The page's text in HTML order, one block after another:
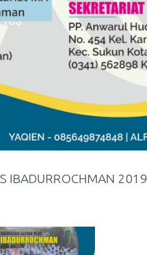
IBADURROCHMAN 2019